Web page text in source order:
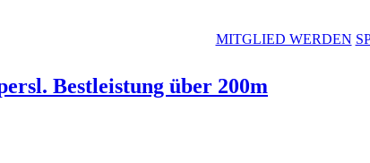
MITGLIED WERDEN
Bestleistung über 200m